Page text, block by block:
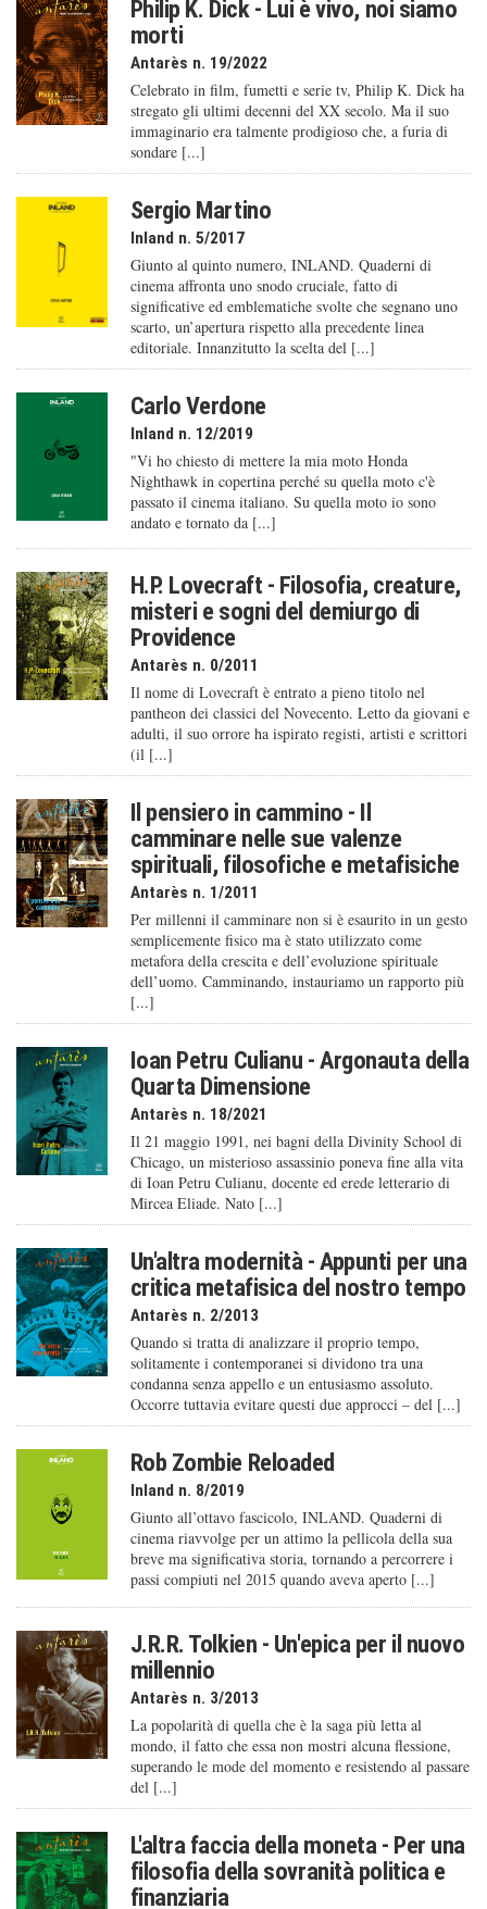
Philip K. Dick - Lui è vivo, noi siamo
morti
Antarès n. 19/2022
Celebrato in film, fumetti e serie tv, Philip K. Dick ha
stregato gli ultimi decenni del XX secolo. Ma il suo
immaginario era talmente prodigioso che, a furia di
sondare [...]
Sergio Martino
Inland n. 5/2017
Giunto al quinto numero, INLAND. Quaderni di
cinema affronta uno snodo cruciale, fatto di
significative ed emblematiche svolte che segnano uno
scarto, un’apertura rispetto alla precedente linea
editoriale. Innanzitutto la scelta del [...]
Carlo Verdone
Inland n. 12/2019
"Vi ho chiesto di mettere la mia moto Honda
Nighthawk in copertina perché su quella moto c'è
passato il cinema italiano. Su quella moto io sono
andato e tornato da [...]
H.P. Lovecraft - Filosofia, creature,
misteri e sogni del demiurgo di
Providence
Antarès n. 0/2011
Il nome di Lovecraft è entrato a pieno titolo nel
pantheon dei classici del Novecento. Letto da giovani e
adulti, il suo orrore ha ispirato registi, artisti e scrittori
(il [...]
Il pensiero in cammino - Il
camminare nelle sue valenze
spirituali, filosofiche e metafisiche
Antarès n. 1/2011
Per millenni il camminare non si è esaurito in un gesto
semplicemente fisico ma è stato utilizzato come
metafora della crescita e dell’evoluzione spirituale
dell’uomo. Camminando, instauriamo un rapporto più
[...]
Ioan Petru Culianu - Argonauta della
Quarta Dimensione
Antarès n. 18/2021
Il 21 maggio 1991, nei bagni della Divinity School di
Chicago, un misterioso assassinio poneva fine alla vita
di Ioan Petru Culianu, docente ed erede letterario di
Mircea Eliade. Nato [...]
Un'altra modernità - Appunti per una
critica metafisica del nostro tempo
Antarès n. 2/2013
Quando si tratta di analizzare il proprio tempo,
solitamente i contemporanei si dividono tra una
condanna senza appello e un entusiasmo assoluto.
Occorre tuttavia evitare questi due approcci – del [...]
Rob Zombie Reloaded
Inland n. 8/2019
Giunto all’ottavo fascicolo, INLAND. Quaderni di
cinema riavvolge per un attimo la pellicola della sua
breve ma significativa storia, tornando a percorrere i
passi compiuti nel 2015 quando aveva aperto [...]
J.R.R. Tolkien - Un'epica per il nuovo
millennio
Antarès n. 3/2013
La popolarità di quella che è la saga più letta al
mondo, il fatto che essa non mostri alcuna flessione,
superando le mode del momento e resistendo al passare
del [...]
L'altra faccia della moneta - Per una
filosofia della sovranità politica e
finanziaria